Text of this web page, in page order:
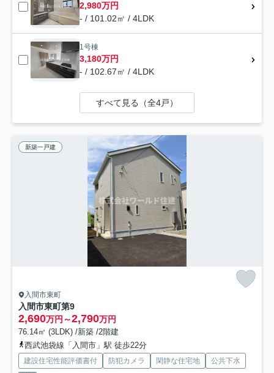
2,980万円
- / 101.02㎡ / 4LDK
1号棟
3,180万円
- / 102.67㎡ / 4LDK
すべて見る（全4戸）
新築一戸建
入間市東町
入間市東町第9
2,690万円～2,790万円
76.14㎡ (3LDK) /新築 /2階建
西武池袋線「入間市」駅 徒歩22分
建設住宅性能評価書付 防犯カメラ 閑静な住宅地
公共下水